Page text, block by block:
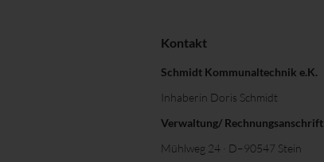
Kontakt
Schmidt Kommunaltechnik e.K.
Inhaberin Doris Schmidt
Verwaltung/ Rechnungsanschrift
Mühlweg 24 · D–90547 Stein